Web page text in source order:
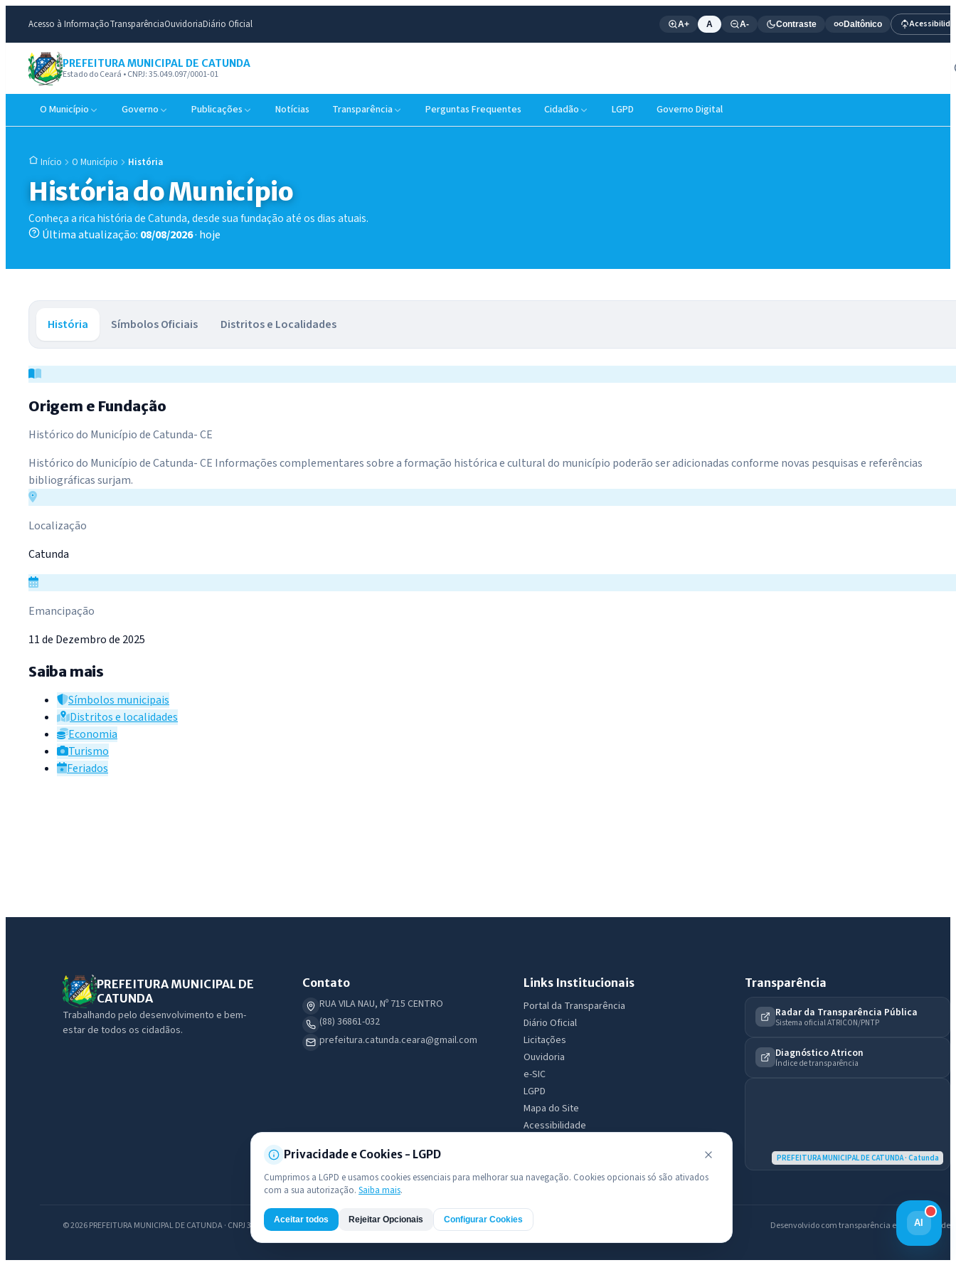
Acesso à InformaçãoTransparênciaOuvidoriaDiário Oficial A+ A A- Contraste Daltônico
PREFEITURA MUNICIPAL DE CATUNDA
Estado do Ceará • CNPJ: 35.049.097/0001-01
O Município Governo Publicações Notícias Transparência Perguntas Frequentes Cidadão LGPD Governo Digital
Início O Município História
História do Município
Conheça a rica história de Catunda, desde sua fundação até os dias atuais.
Última atualização: 08/08/2026· hoje
História Símbolos Oficiais Distritos e Localidades
História do Município
Origem e Fundação
Histórico do Município de Catunda- CE
Histórico do Município de Catunda- CE Informações complementares sobre a formação histórica e cultural do município poderão ser adicionadas conforme novas pesquisas e referências
bibliográficas surjam.
Localização
Catunda
Emancipação
11 de Dezembro de 2025
Saiba mais
Símbolos municipais
Distritos e localidades
Economia
Turismo
Feriados
PREFEITURA MUNICIPAL DE
CATUNDA
Trabalhando pelo desenvolvimento e bem-
estar de todos os cidadãos.
Contato
RUA VILA NAU, Nº 715 CENTRO
(88) 36861-032
prefeitura.catunda.ceara@gmail.com
Links Institucionais
Portal da Transparência
Diário Oficial
Licitações
Ouvidoria
e-SIC
LGPD
Mapa do Site
Acessibilidade
Transparência
Radar da Transparência Pública
Sistema oficial ATRICON/PNTP
Diagnóstico Atricon
Índice de transparência
PREFEITURA MUNICIPAL DE CATUNDA · Catunda
© 2026 PREFEITURA MUNICIPAL DE CATUNDA · CNPJ 35.049.097/0001-01 — Todos os direitos reservados Desenvolvido com transparência e acessibilidade
Privacidade e Cookies - LGPD
Cumprimos a LGPD e usamos cookies essenciais para melhorar sua navegação. Cookies opcionais só são ativados
com a sua autorização. Saiba mais.
Aceitar todos Rejeitar Opcionais Configurar Cookies AI